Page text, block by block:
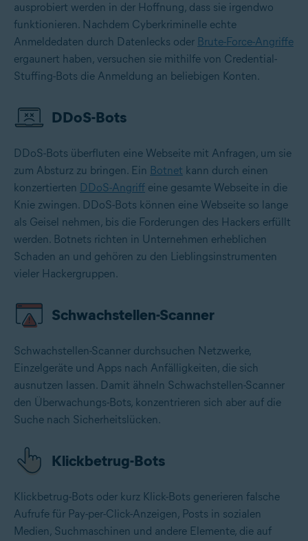
ausprobiert werden in der Hoffnung, dass sie irgendwo
funktionieren. Nachdem Cyberkriminelle echte
Anmeldedaten durch Datenlecks oder Brute-Force-Angriffe
ergaunert haben, versuchen sie mithilfe von Credential-
Stuffing-Bots die Anmeldung an beliebigen Konten.
DDoS-Bots
DDoS-Bots überfluten eine Webseite mit Anfragen, um sie
zum Absturz zu bringen. Ein Botnet kann durch einen
konzertierten DDoS-Angriff eine gesamte Webseite in die
Knie zwingen. DDoS-Bots können eine Webseite so lange
als Geisel nehmen, bis die Forderungen des Hackers erfüllt
werden. Botnets richten in Unternehmen erheblichen
Schaden an und gehören zu den Lieblingsinstrumenten
vieler Hackergruppen.
Schwachstellen-Scanner
Schwachstellen-Scanner durchsuchen Netzwerke,
Einzelgeräte und Apps nach Anfälligkeiten, die sich
ausnutzen lassen. Damit ähneln Schwachstellen-Scanner
den Überwachungs-Bots, konzentrieren sich aber auf die
Suche nach Sicherheitslücken.
Klickbetrug-Bots
Klickbetrug-Bots oder kurz Klick-Bots generieren falsche
Aufrufe für Pay-per-Click-Anzeigen, Posts in sozialen
Medien, Suchmaschinen und andere Elemente, die auf